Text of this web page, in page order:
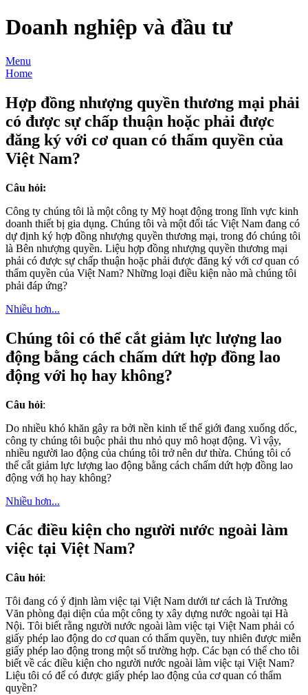
Doanh nghiệp và đầu tư
Menu
Home
Hợp đồng nhượng quyền thương mại phải
có được sự chấp thuận hoặc phải được
đăng ký với cơ quan có thẩm quyền của
Việt Nam?
Câu hỏi:
Công ty chúng tôi là một công ty Mỹ hoạt động trong lĩnh vực kinh
doanh thiết bị gia dụng. Chúng tôi và một đối tác Việt Nam đang có
dự định ký hợp đồng nhượng quyền thương mại, trong đó chúng tôi
là Bên nhượng quyền. Liệu hợp đồng nhượng quyền thương mại
phải có được sự chấp thuận hoặc phải được đăng ký với cơ quan có
thẩm quyền của Việt Nam? Những loại điều kiện nào mà chúng tôi
phải đáp ứng?
Nhiều hơn...
Chúng tôi có thể cắt giảm lực lượng lao
động bằng cách chấm dứt hợp đồng lao
động với họ hay không?
Câu hỏi:
Do nhiều khó khăn gây ra bởi nền kinh tế thế giới đang xuống dốc,
công ty chúng tôi buộc phải thu nhỏ quy mô hoạt động. Vì vậy,
nhiều người lao động của chúng tôi trở nên dư thừa. Chúng tôi có
thể cắt giảm lực lượng lao động bằng cách chấm dứt hợp đồng lao
động với họ hay không?
Nhiều hơn...
Các điều kiện cho người nước ngoài làm
việc tại Việt Nam?
Câu hỏi:
Tôi đang có ý định làm việc tại Việt Nam dưới tư cách là Trưởng
Văn phòng đại diện của một công ty xây dựng nước ngoài tại Hà
Nội. Tôi biết rằng người nước ngoài làm việc tại Việt Nam phải có
giấy phép lao động do cơ quan có thẩm quyền, tuy nhiên được miễn
giấy phép lao động trong một số trường hợp. Các bạn có thể cho tôi
biết về các điều kiện cho người nước ngoài làm việc tại Việt Nam?
Liệu tôi có để có được giấy phép lao động của cơ quan có thẩm
quyền?